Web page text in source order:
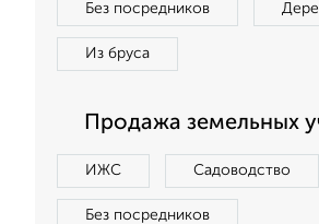
Без посредников
Из бруса
Продажа земельных
ИЖС Садоводство
Без посредников